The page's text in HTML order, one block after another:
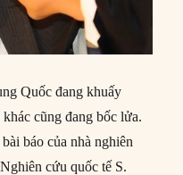
Quốc đang khuấy
cũng đang bốc lửa.
báo của nhà nghiên
cứu quốc tế S.